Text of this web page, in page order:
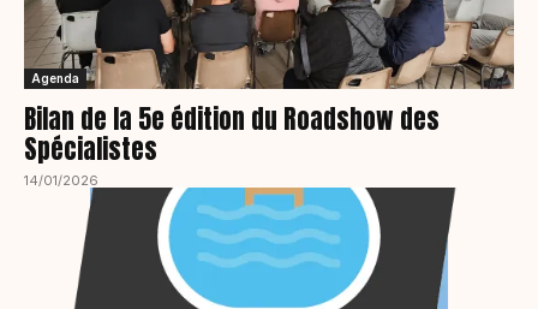
Agenda
Bilan de la 5e édition du Roadshow des
Spécialistes
14/01/2026